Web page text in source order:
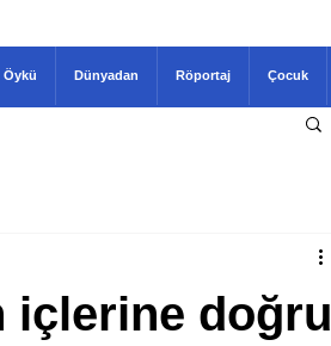
içlerine doğru
Öykü Dünyadan Röportaj Çocuk